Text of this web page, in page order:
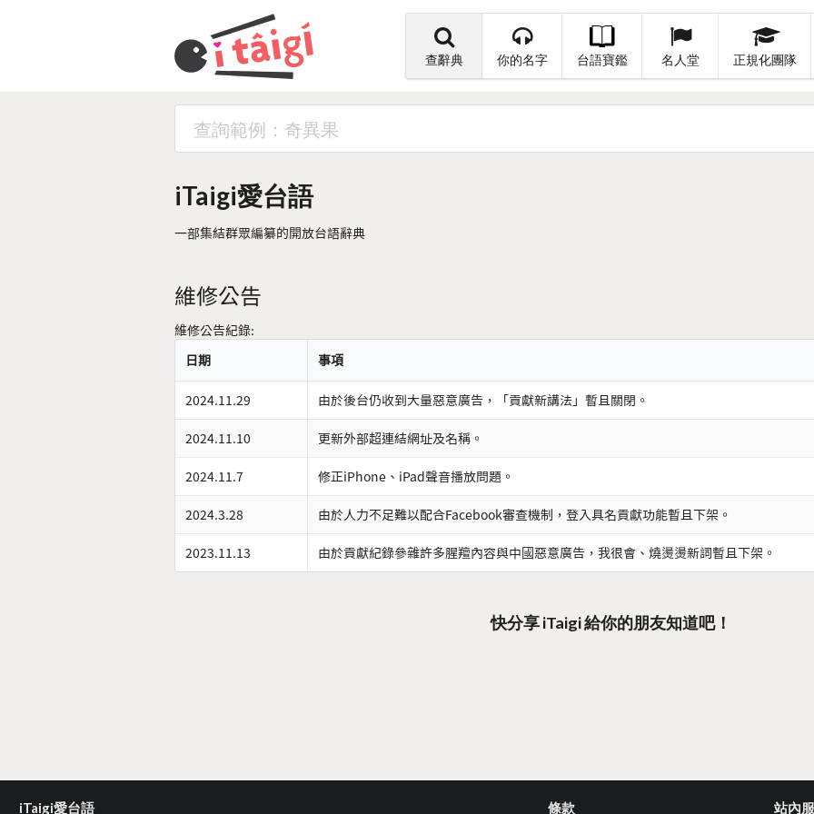
查辭典 你的名字 台語寶鑑 名人堂 正規化團隊
iTaigi愛台語
一部集結群眾編纂的開放台語辭典
維修公告
維修公告紀錄:
日期
事項
2024.11.29 由於後台仍收到大量惡意廣告，「貢獻新講法」暫且關閉。
2024.11.10 更新外部超連結網址及名稱。
2024.11.7 修正iPhone、iPad聲音播放問題。
2024.3.28 由於人力不足難以配合Facebook審查機制，登入具名貢獻功能暫且下架。
2023.11.13 由於貢獻紀錄參雜許多腥羶內容與中國惡意廣告，我很會、燒燙燙新詞暫且下架。
快分享 iTaigi 給你的朋友知道吧！
iTaigi愛台語 條款 站內